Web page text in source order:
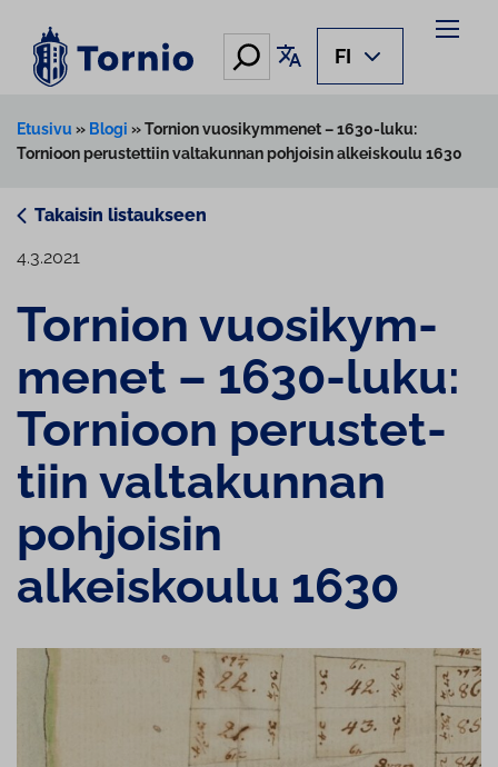
sisältöön
Hae Käännä sivu
FI
Etusivu » Blogi »Tornion vuosikymmenet – 1630-luku:
Tornioon perustettiin valtakunnan pohjoisin alkeiskoulu 1630
Takaisin listaukseen
4.3.2021
Tornion vuo­si­kym­
me­net – 1630-luku:
Tornioon pe­rus­tet­
tiin valtakunnan
pohjoisin
alkeiskoulu 1630